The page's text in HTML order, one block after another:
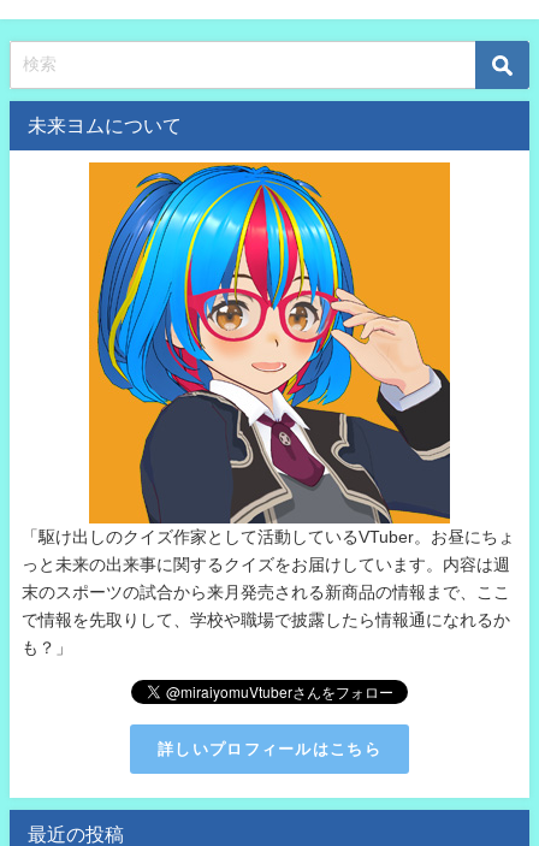
未来ヨムについて
「駆け出しのクイズ作家として活動しているVTuber。お昼にちょ
っと未来の出来事に関するクイズをお届けしています。内容は週
末のスポーツの試合から来月発売される新商品の情報まで、ここ
で情報を先取りして、学校や職場で披露したら情報通になれるか
も？」
詳しいプロフィールはこちら
最近の投稿